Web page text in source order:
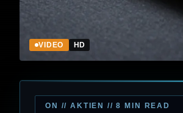
VIDEO HD
ON // AKTIEN // 8 MIN READ